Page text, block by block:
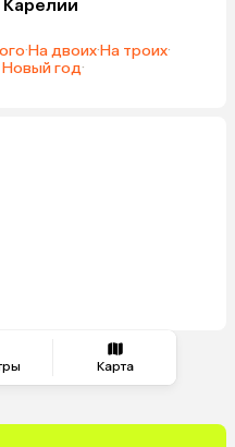
Карта
Карелии
·На двоих·На троих·
Новый год·